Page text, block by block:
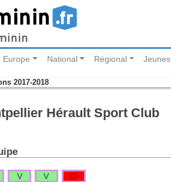
Europe National Régional Jeunes
2017-2018
Hérault Sport Club
V V D